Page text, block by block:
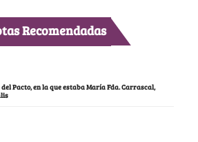
Recomendadas
Pacto, en la que estaba María Fda. Carrascal,